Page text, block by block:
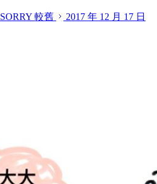
SORRY 較舊
2017 年 12 月 17 日